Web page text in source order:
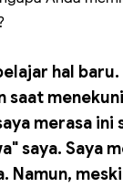
hal
saat
merasa ini
saya. Saya
Namun,